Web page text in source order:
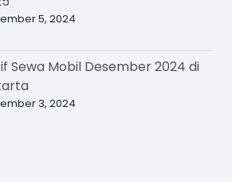
5, 2024
Sewa Mobil Desember 2024 di
3, 2024